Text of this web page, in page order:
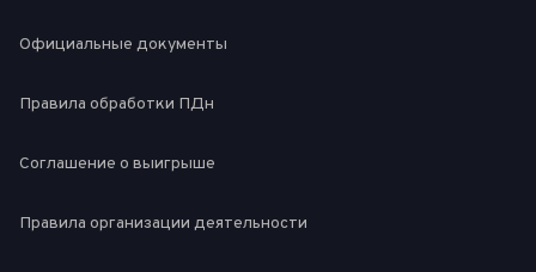
Официальные документы
Правила обработки ПДн
Соглашение о выигрыше
Правила организации деятельности